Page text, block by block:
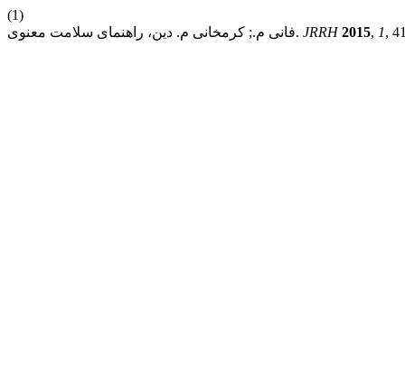
(1)
فانی م.; کرمخانی م. دین، راهنمای سلامت معنوی. JRRH 2015, 1,